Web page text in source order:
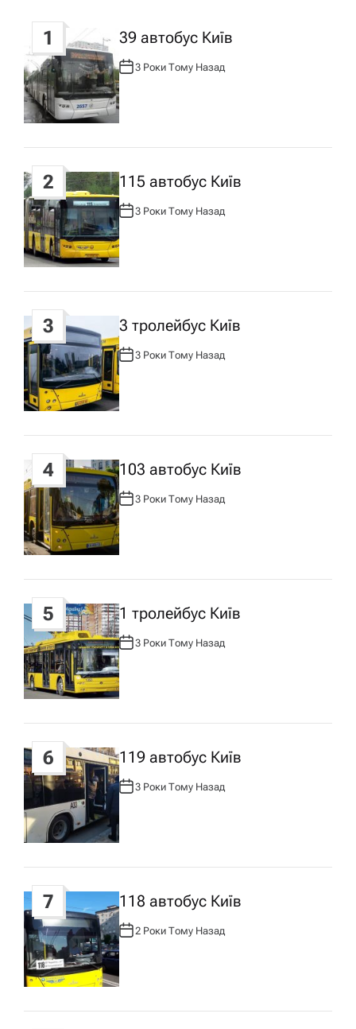
г
а
ц
і
я
з
а
п
и
с
у
1 39 автобус Київ
А
В
Т
О
Р
:
3 Роки Тому Назад
2 115 автобус Київ
А
Т
О
Р
:
3 Роки Тому Назад
3 3 тролейбус Київ
А
В
Т
О
Р
:
3 Роки Тому Назад
4 103 автобус Київ
А
В
Т
О
Р
:
3 Роки Тому Назад
5 1 тролейбус Київ
А
В
Т
О
Р
:
3 Роки Тому Назад
6 119 автобус Київ
А
Р
:
3 Роки Тому Назад
7 118 автобус Київ
А
В
Т
Р
:
2 Роки Тому Назад